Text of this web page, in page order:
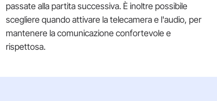
passate alla partita successiva. È inoltre possibile
scegliere quando attivare la telecamera e l'audio, per
mantenere la comunicazione confortevole e
rispettosa.